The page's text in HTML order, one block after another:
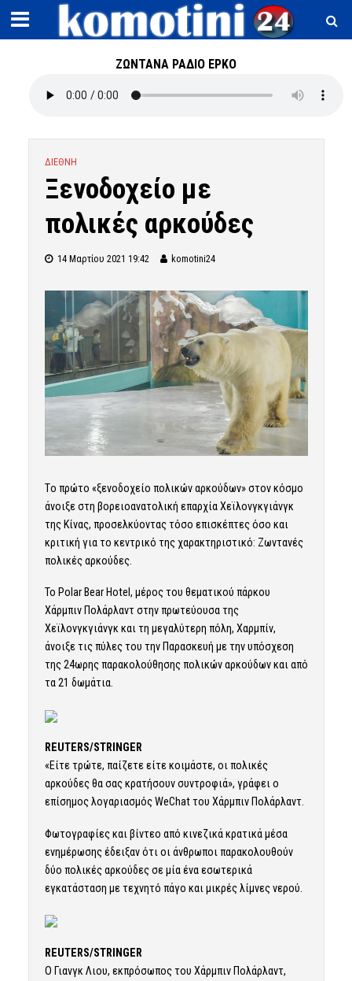
ΖΩΝΤΑΝΑ ΡΑΔΙΟ ΕΡΚΟ
ΔΙΕΘΝΗ
Ξενοδοχείο με
πολικές αρκούδες
14 Μαρτίου 2021 19:42 komotini24
Tο πρώτο «ξενοδοχείο πολικών αρκούδων» στον κόσμο
άνοιξε στη βορειοανατολική επαρχία Χεϊλονγκγιάνγκ
της Κίνας, προσελκύοντας τόσο επισκέπτες όσο και
κριτική για το κεντρικό της χαρακτηριστικό: Ζωντανές
πολικές αρκούδες.
Το Polar Bear Hotel, μέρος του θεματικού πάρκου
Χάρμπιν Πολάρλαντ στην πρωτεύουσα της
Χεϊλονγκγιάνγκ και τη μεγαλύτερη πόλη, Χαρμπίν,
άνοιξε τις πύλες του την Παρασκευή με την υπόσχεση
της 24ωρης παρακολούθησης πολικών αρκούδων και από
τα 21 δωμάτια.
REUTERS/STRINGER
«Είτε τρώτε, παίζετε είτε κοιμάστε, οι πολικές
αρκούδες θα σας κρατήσουν συντροφιά», γράφει ο
επίσημος λογαριασμός WeChat του Χάρμπιν Πολάρλαντ.
Φωτογραφίες και βίντεο από κινεζικά κρατικά μέσα
ενημέρωσης έδειξαν ότι οι άνθρωποι παρακολουθούν
δύο πολικές αρκούδες σε μία ένα εσωτερικά
εγκατάσταση με τεχνητό πάγο και μικρές λίμνες νερού.
REUTERS/STRINGER
Ο Γιανγκ Λιου, εκπρόσωπος του Χάρμπιν Πολάρλαντ,